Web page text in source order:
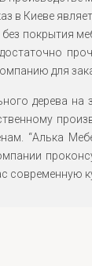
в Киеве
покрытия
для
дерева
“Алька
современную